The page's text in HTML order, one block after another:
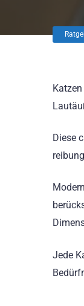
Diese
Jede